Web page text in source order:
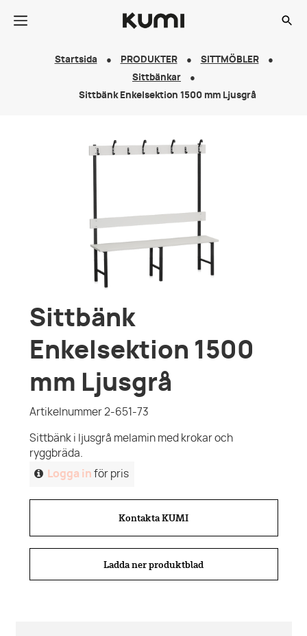
Startsida PRODUKTER
SITTMÖBLER
Sittbänkar
Sittbänk Enkelsektion 1500 mm Ljusgrå
Sittbänk
Enkelsektion 1500
mm Ljusgrå
Artikelnummer 2-651-73
Sittbänk i ljusgrå melamin med krokar och
ryggbräda.
Logga in för pris
Kontakta KUMI
Ladda ner produktblad